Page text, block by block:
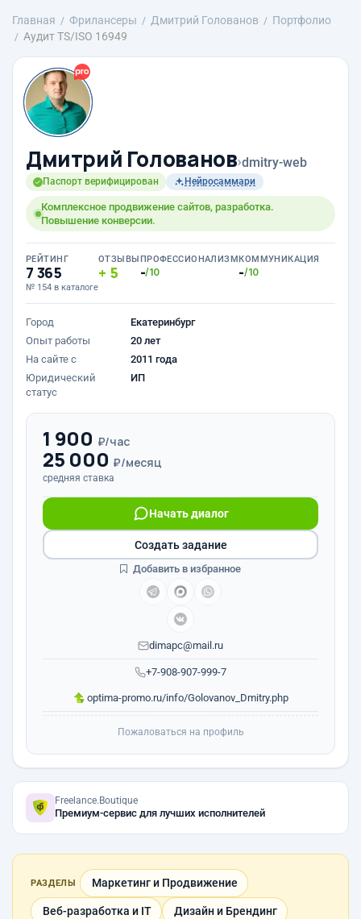
Главная Фрилансеры Дмитрий Голованов
Портфолио
Аудит TS/ISO 16949
Дмитрий Голованов›dmitry-web
Паспорт верифицирован Нейросаммари
Комплексное продвижение сайтов, разработка.
Повышение конверсии.
РЕЙТИНГ
7 365
№ 154 в каталоге
ОТЗЫВЫ
5
ПРОФЕССИОНАЛИЗМ
-/10
КОММУНИКАЦИЯ
-/10
Город
Екатеринбург
Опыт работы
20 лет
На сайте с
2011 года
Юридический
статус
ИП
1 900 ₽/час
25 000 ₽/месяц
средняя ставка
+7-908-907-999-7
Начать диалог
dimapc@mail.ru
optima-promo.ru/info/Golovanov_Dmitry.php
Создать задание
Добавить в избранное
Пожаловаться на профиль
Freelance.Boutique
Премиум-сервис для лучших исполнителей
РАЗДЕЛЫ Маркетинг и Продвижение
Веб-разработка и IT Дизайн и Брендинг